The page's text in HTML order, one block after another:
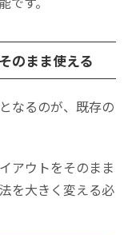
のまま使える
なるのが、既存の
アウトをそのまま
を大きく変える必